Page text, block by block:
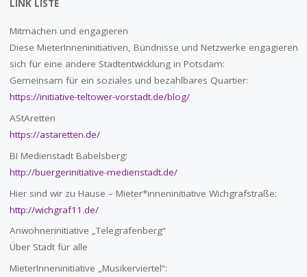
LINK LISTE
Mitmachen und engagieren
Diese MieterInneninitiativen, Bündnisse und Netzwerke engagieren
sich für eine andere Stadtentwicklung in Potsdam:
Gemeinsam für ein soziales und bezahlbares Quartier:
https://initiative-teltower-vorstadt.de/blog/
AStAretten
https://astaretten.de/
BI Medienstadt Babelsberg:
http://buergerinitiative-medienstadt.de/
Hier sind wir zu Hause – Mieter*inneninitiative Wichgrafstraße:
http://wichgraf11.de/
Anwohnerinitiative „Telegrafenberg“
Über Stadt für alle
MieterInneninitiative „Musikerviertel“: